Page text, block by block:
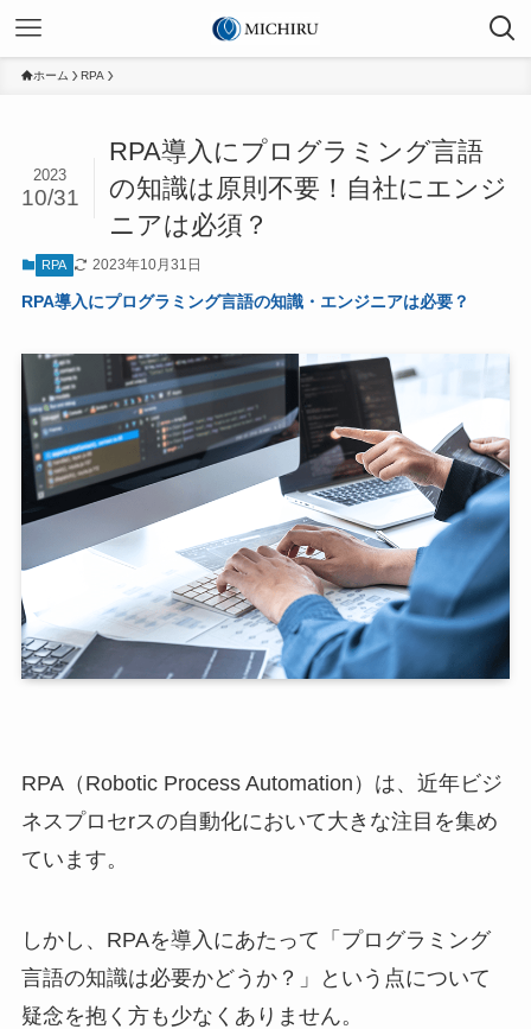
ホーム RPA
RPA導入にプログラミング言語
の知識は原則不要！自社にエンジ
ニアは必須？
2023
10/31
RPA 2023年10月31日
RPA導入にプログラミング言語の知識・エンジニアは必要？
RPA（Robotic Process Automation）は、近年ビジ
ネスプロセrスの自動化において大きな注目を集め
ています。
しかし、RPAを導入にあたって「プログラミング
言語の知識は必要かどうか？」という点について
疑念を抱く方も少なくありません。